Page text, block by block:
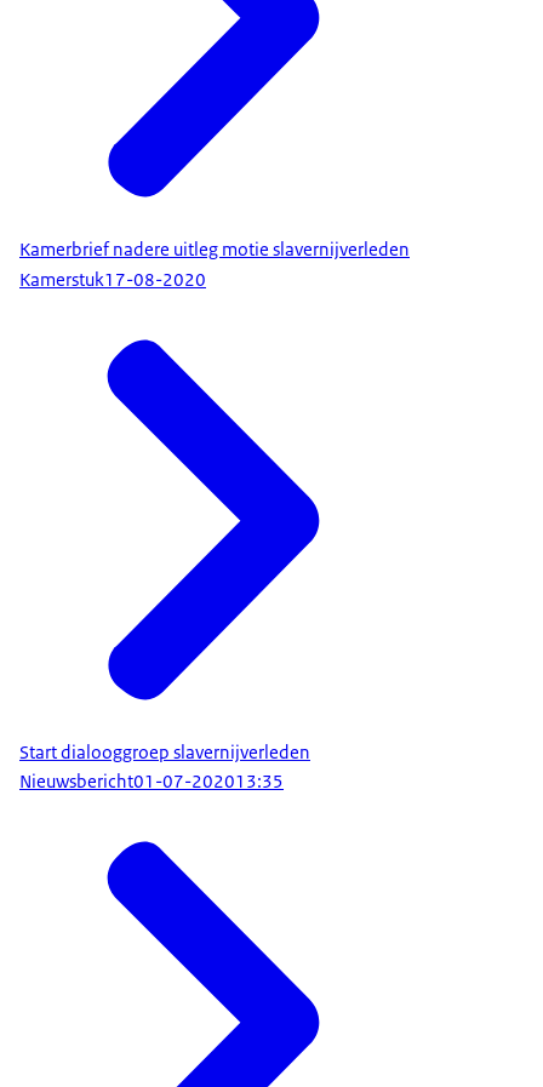
Kamerbrief nadere uitleg motie slavernijverleden
Kamerstuk17-08-2020
Start dialooggroep slavernijverleden
Nieuwsbericht01-07-202013:35